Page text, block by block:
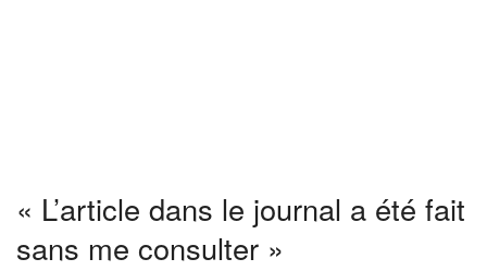
« L’article dans le journal a été fait
sans me consulter »